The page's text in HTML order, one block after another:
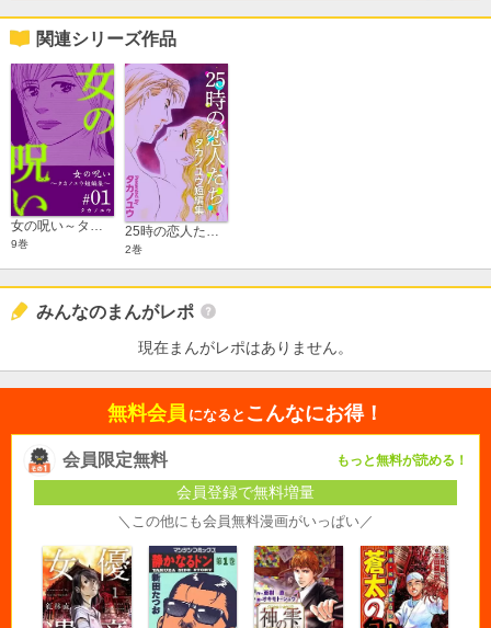
関連シリーズ作品
女の呪い～タカノユウ 短編集～
9巻
25時の恋人たち～タカノユウ 短編集～
2巻
みんなのまんがレポ
現在まんがレポはありません。
無料会員 になると こんなにお得！
会員限定無料 もっと無料が読める！
会員登録で無料増量
＼この他にも会員無料漫画がいっぱい／